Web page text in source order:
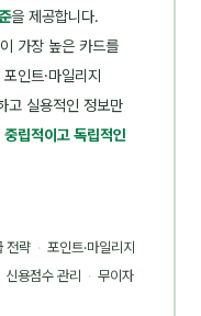
을 제공합니다.
가장 높은 카드를
인트·마일리지
고 실용적인 정보만
립적이고 독립적인
전략 · 포인트·마일리지
신용점수 관리 · 무이자